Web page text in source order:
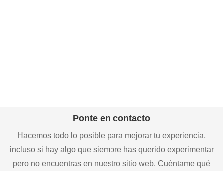
Ponte en contacto
Hacemos todo lo posible para mejorar tu experiencia,
incluso si hay algo que siempre has querido experimentar
pero no encuentras en nuestro sitio web. Cuéntame qué